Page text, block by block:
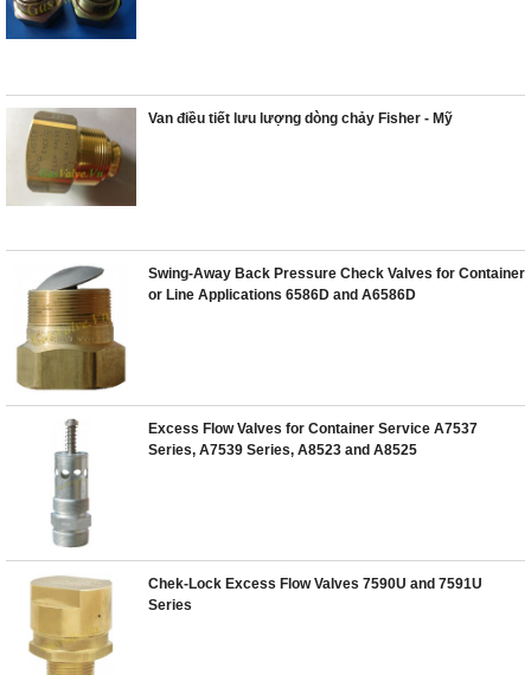
Van điều tiết lưu lượng dòng chảy Fisher - Mỹ
Swing-Away Back Pressure Check Valves for Container
or Line Applications 6586D and A6586D
Excess Flow Valves for Container Service A7537
Series, A7539 Series, A8523 and A8525
Chek-Lock Excess Flow Valves 7590U and 7591U
Series